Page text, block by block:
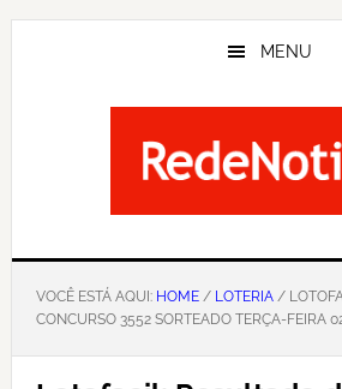
Skip
MENU
VOCÊ ESTÁ AQUI: HOME/ LOTERIA/
CONCURSO 3552 SORTEADO TERÇA-FEIRA